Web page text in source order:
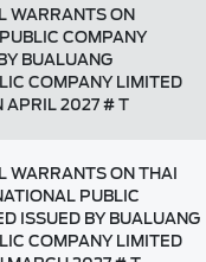
WARRANTS ON
COMPANY
BUALUANG
COMPANY LIMITED
APRIL 2027 # T
WARRANTS ON THAI
PUBLIC
ISSUED BY BUALUANG
COMPANY LIMITED